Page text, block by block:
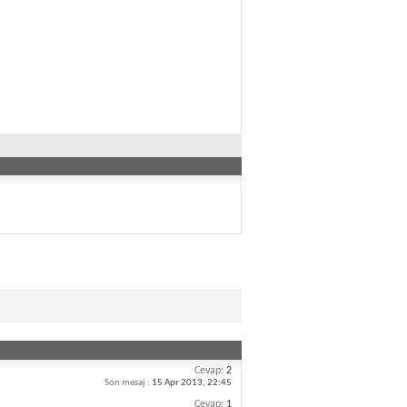
Cevap: 2
Son mesaj : 15 Apr 2013, 22:45
Cevap: 1